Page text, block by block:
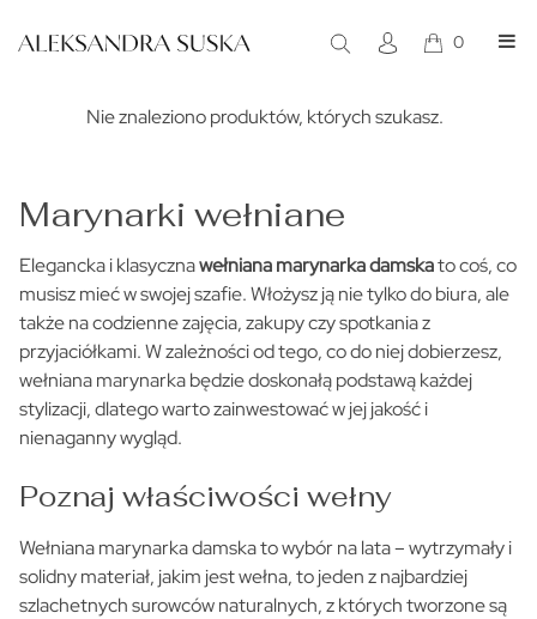
0
Marynarki
Nie znaleziono produktów, których szukasz.
Marynarki wełniane
Elegancka i klasycznawełniana marynarka damskato coś, co
musisz mieć w swojej szafie. Włożysz ją nie tylko do biura, ale
także na codzienne zajęcia, zakupy czy spotkania z
przyjaciółkami. W zależności od tego, co do niej dobierzesz,
wełniana marynarka będzie doskonałą podstawą każdej
stylizacji, dlatego warto zainwestować w jej jakość i
nienaganny wygląd.
Poznaj właściwości wełny
Wełniana marynarka damska to wybór na lata – wytrzymały i
solidny materiał, jakim jest wełna, to jeden z najbardziej
szlachetnych surowców naturalnych, z których tworzone są